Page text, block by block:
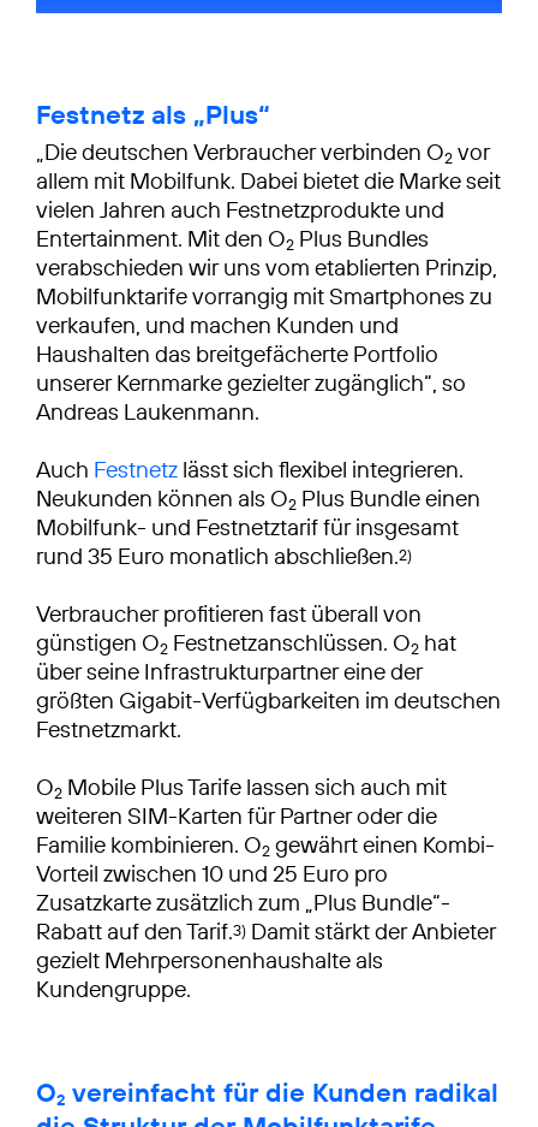
Festnetz als „Plus“
„Die deutschen Verbraucher verbinden O2 vor
allem mit Mobilfunk. Dabei bietet die Marke seit
vielen Jahren auch Festnetzprodukte und
Entertainment. Mit den O2 Plus Bundles
verabschieden wir uns vom etablierten Prinzip,
Mobilfunktarife vorrangig mit Smartphones zu
verkaufen, und machen Kunden und
Haushalten das breitgefächerte Portfolio
unserer Kernmarke gezielter zugänglich“, so
Andreas Laukenmann.
Auch Festnetz lässt sich flexibel integrieren.
Neukunden können als O2 Plus Bundle einen
Mobilfunk- und Festnetztarif für insgesamt
rund 35 Euro monatlich abschließen.2)
Verbraucher profitieren fast überall von
günstigen O2 Festnetzanschlüssen. O2 hat
über seine Infrastrukturpartner eine der
größten Gigabit-Verfügbarkeiten im deutschen
Festnetzmarkt.
O2 Mobile Plus Tarife lassen sich auch mit
weiteren SIM-Karten für Partner oder die
Familie kombinieren. O2 gewährt einen Kombi-
Vorteil zwischen 10 und 25 Euro pro
Zusatzkarte zusätzlich zum „Plus Bundle“-
Rabatt auf den Tarif.3) Damit stärkt der Anbieter
gezielt Mehrpersonenhaushalte als
Kundengruppe.
O2 vereinfacht für die Kunden radikal